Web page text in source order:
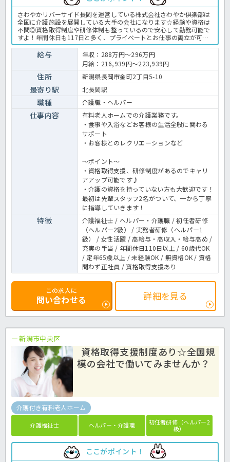
さわやかリバーサイド長岡を運営している株式会社さわやか倶楽部は
全国に介護施設を展開している大手の会社になります☆経験や資格は
不問◎資格取得制度や研修体制も整っているので安心して勤務可能で
すよ！年間休日も117日と多く、プライベートとお仕事の両立が可能
な環境になります☆定年が65歳で長く勤務することも可能で、65歳以
降も条件面は変わらずに働けるので安心の職場です〇求人が気になる
方は是非ほっ介護までお問い合わせください！有料老人ホームでの介
護業務全般です。＜介護職 正職員 有料老人ホームの求人＞
給与
年収：288万円～296万円
月給：216,939円～223,939円
住所 新潟県長岡市金町2丁目5-10
最寄り駅 北長岡駅
職種 介護職・ヘルパー
仕事内容
有料老人ホームでの介護業務です。
・食事や入浴などお客様の生活全般に関わる
サポート
・お客様とのレクリエーションなど
～ポイント～
・資格取得支援、研修制度があるのでキャリ
アアップ可能です♪
・介護の資格を持っていない方も大歓迎です！
最初は先輩スタッフ2名がついて、一から丁寧
に指導していきます！
特徴
介護福祉士 / ヘルパー・介護職 / 初任者研修
（ヘルパー2級） / 実務者研修（ヘルパー1
級） / 女性活躍 / 高給与・高収入・給与高め /
充実の手当 / 年間休日110日以上 / 60歳代OK
/ 定年65歳以上 / 未経験OK / 無資格OK / 資格
問わず正社員 / 資格取得支援あり
この求人に
問い合わせる 詳細を見る
新潟市中央区
資格取得支援制度あり☆全国規
模の会社で働いてみませんか？
介護付き有料老人ホーム
介護福祉士 ヘルパー・介護職
初任者研修（ヘルパー2
級）
ここがポイント！